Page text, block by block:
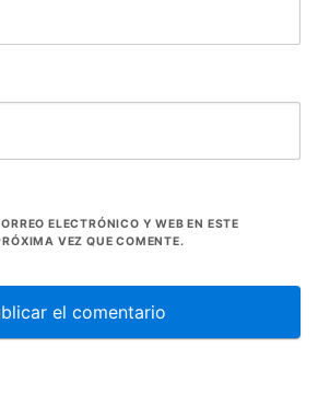
ELECTRÓNICO Y WEB EN ESTE
VEZ QUE COMENTE.